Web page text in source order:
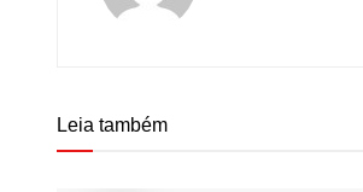
Leia também